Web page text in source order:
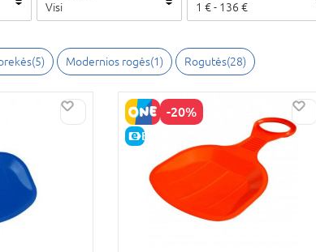
Visi 1 € - 136 €
Modernios rogės(1) Rogutės(28)
-20%
E-KAINA